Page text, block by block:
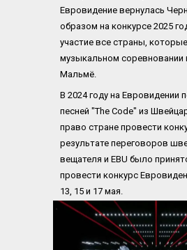
Евровидение вернулась
образом на конкурсе 2025
участие все страны,
музыкальном соревновании
Мальмё.
В 2024 году на Евровидении
песней "The Code" из
право стране провести
результате переговоров
вещателя и EBU было
провести конкурс
13, 15 и 17 мая.